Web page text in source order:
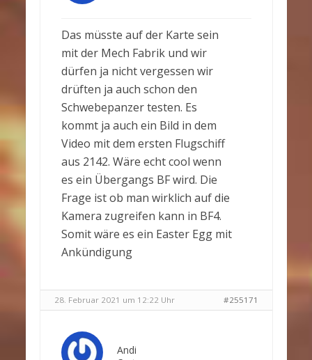
Das müsste auf der Karte sein
mit der Mech Fabrik und wir
dürfen ja nicht vergessen wir
drüften ja auch schon den
Schwebepanzer testen. Es
kommt ja auch ein Bild in dem
Video mit dem ersten Flugschiff
aus 2142. Wäre echt cool wenn
es ein Übergangs BF wird. Die
Frage ist ob man wirklich auf die
Kamera zugreifen kann in BF4.
Somit wäre es ein Easter Egg mit
Ankündigung
28. Februar 2021 um 12:22 Uhr #255171
Andi